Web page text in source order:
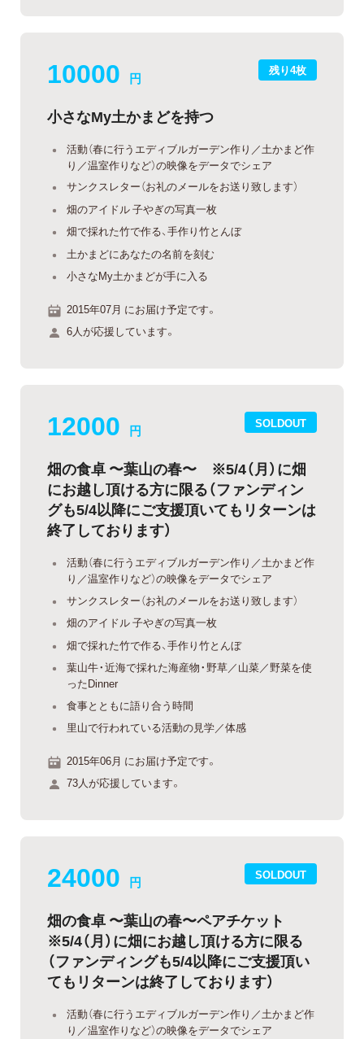
残り4枚
10000 円
小さなMy土かまどを持つ
活動（春に行うエディブルガーデン作り／土かまど作
り／温室作りなど）の映像をデータでシェア
サンクスレター（お礼のメールをお送り致します）
畑のアイドル 子やぎの写真一枚
畑で採れた竹で作る、手作り竹とんぼ
土かまどにあなたの名前を刻む
小さなMy土かまどが手に入る
2015年07月 にお届け予定です。
6人が応援しています。
SOLDOUT
12000 円
畑の食卓 〜葉山の春〜 ※5/4（月）に畑
にお越し頂ける方に限る（ファンディン
グも5/4以降にご支援頂いてもリターンは
終了しております）
活動（春に行うエディブルガーデン作り／土かまど作
り／温室作りなど）の映像をデータでシェア
サンクスレター（お礼のメールをお送り致します）
畑のアイドル 子やぎの写真一枚
畑で採れた竹で作る、手作り竹とんぼ
葉山牛・近海で採れた海産物・野草／山菜／野菜を使
ったDinner
食事とともに語り合う時間
里山で行われている活動の見学／体感
2015年06月 にお届け予定です。
73人が応援しています。
SOLDOUT
24000 円
畑の食卓 〜葉山の春〜ペアチケット
※5/4（月）に畑にお越し頂ける方に限る
（ファンディングも5/4以降にご支援頂い
てもリターンは終了しております）
活動（春に行うエディブルガーデン作り／土かまど作
り／温室作りなど）の映像をデータでシェア